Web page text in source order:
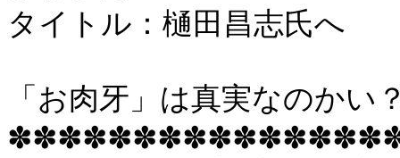
タイトル：樋田昌志氏へ
「お肉牙」は真実なのかい